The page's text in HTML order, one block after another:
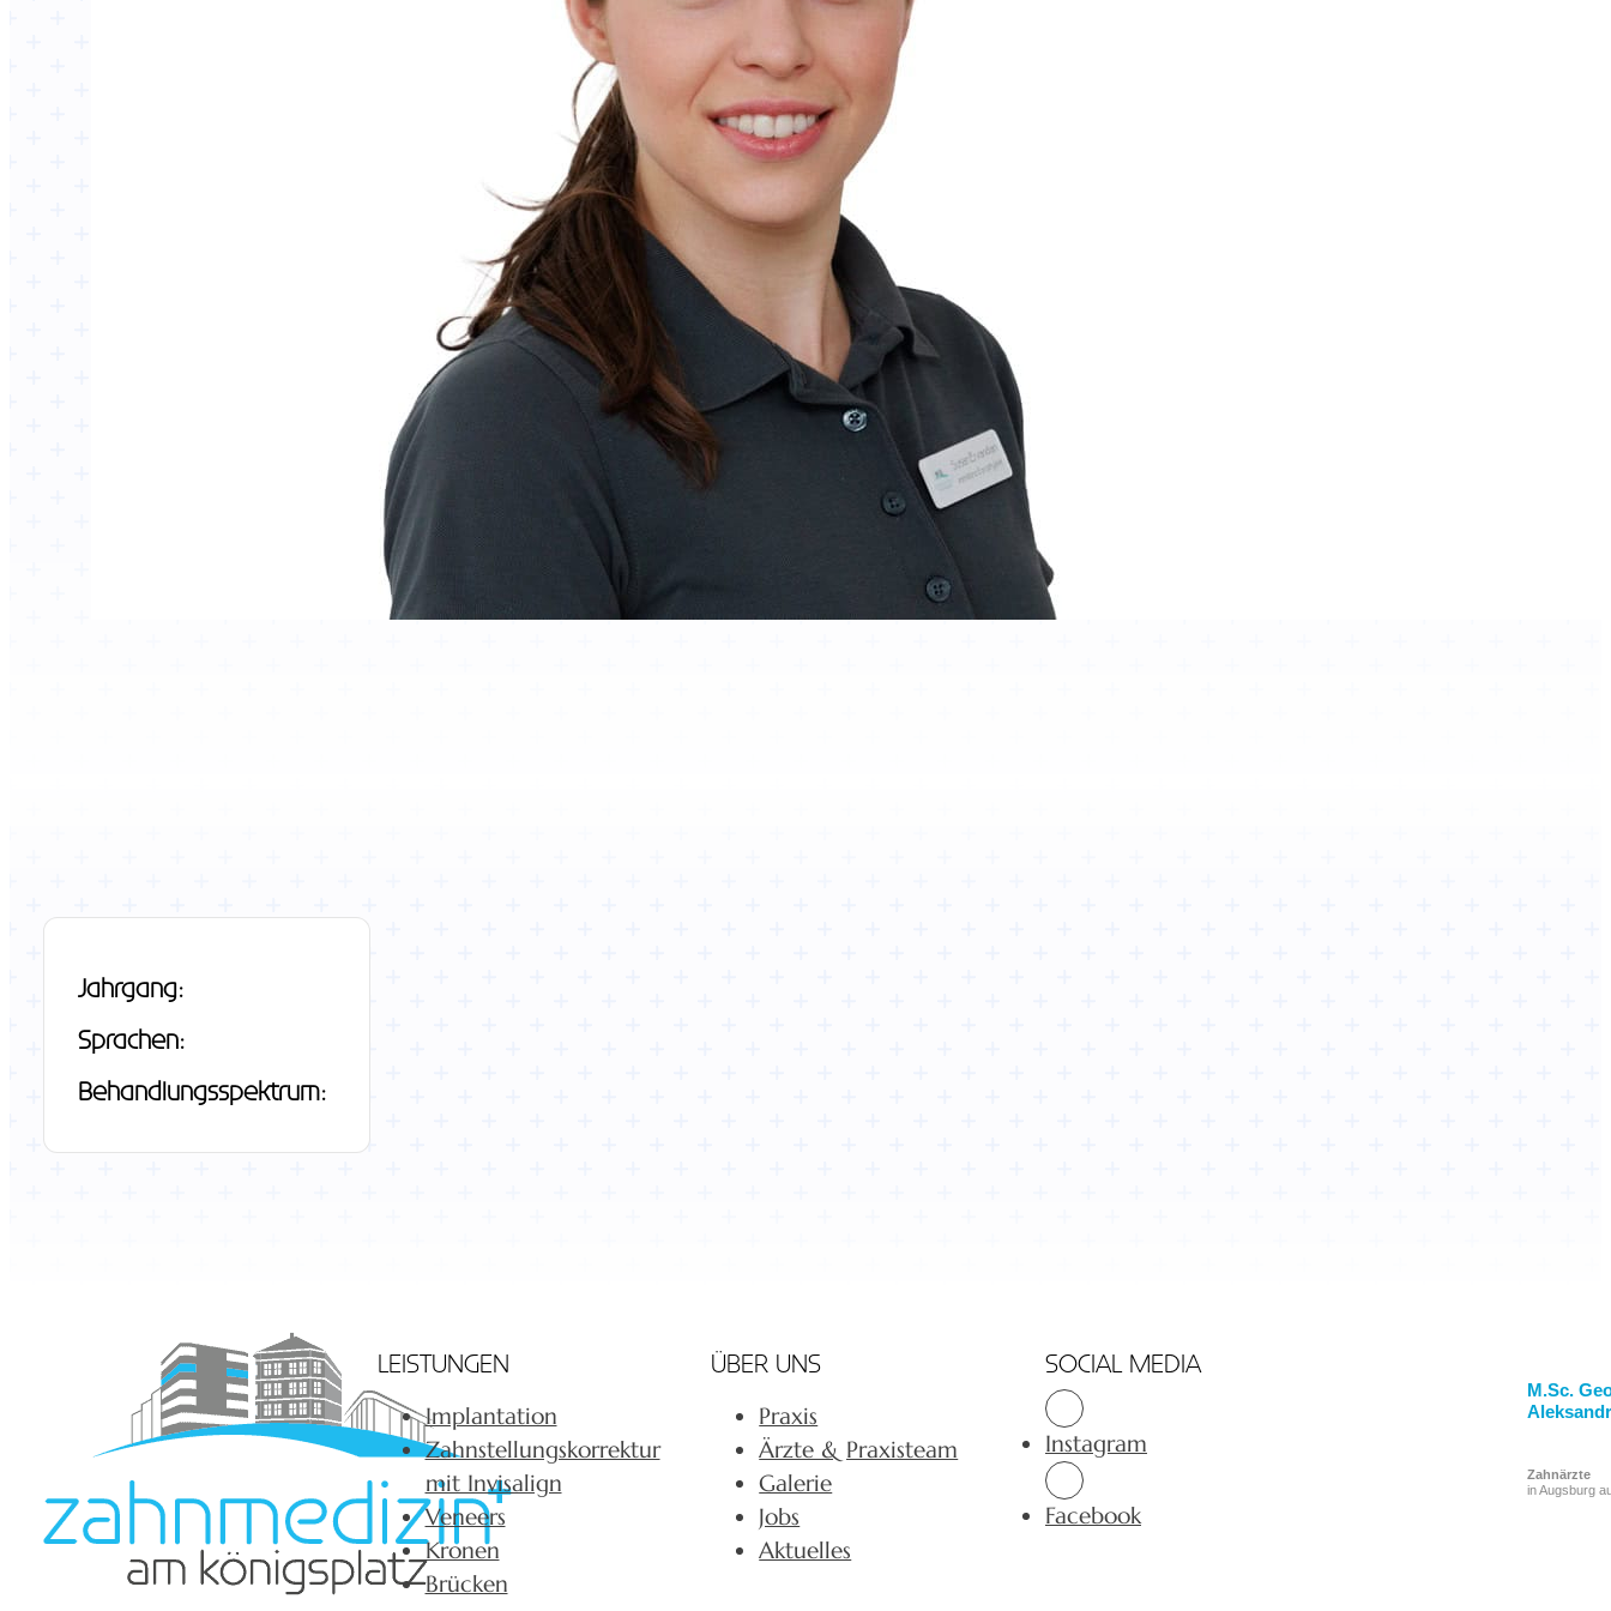
Jahrgang:
Sprachen:
Behandlungsspektrum:
LEISTUNGEN
Implantation
Zahnstellungskorrektur
mit Invisalign
Veneers
Kronen
Brücken
ÜBER UNS
Praxis
Ärzte & Praxisteam
Galerie
Jobs
Aktuelles
SOCIAL MEDIA
Instagram
Facebook
M.Sc.
Zahnärzte
in Augsburg